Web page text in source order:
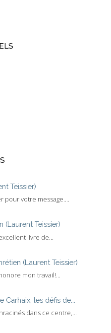
Teissier)
pour votre message....
(Laurent Teissier)
livre de...
(Laurent Teissier)
mon travail!...
les défis de...
dans ce centre,...